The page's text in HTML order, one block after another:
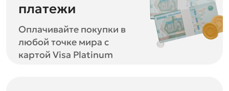
платежи
Оплачивайте покупки в
любой точке мира с
картой Visa Platinum